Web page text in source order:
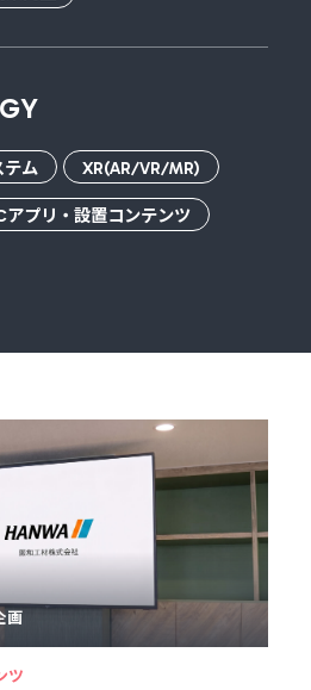
テム XR(AR/VR/MR)
アプリ・設置コンテンツ
画
ツ